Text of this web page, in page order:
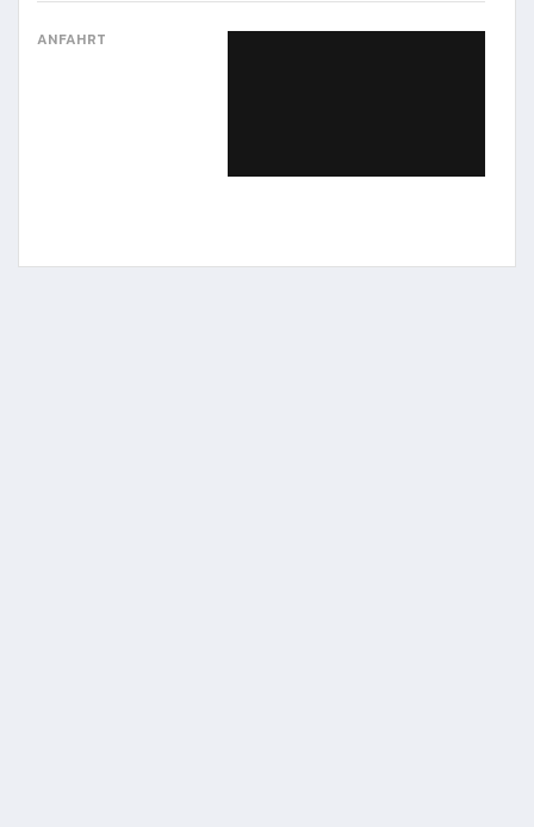
ANFAHRT